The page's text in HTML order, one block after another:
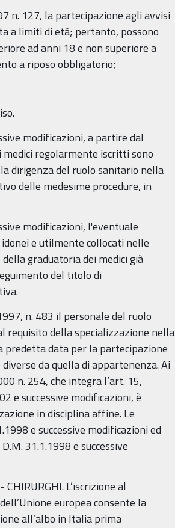
n. 127, la partecipazione agli avvisi
a limiti di età; pertanto, possono
ad anni 18 e non superiore a
a riposo obbligatorio;
modificazioni, a partire dal
medici regolarmente iscritti sono
dirigenza del ruolo sanitario nella
delle medesime procedure, in
modificazioni, l'eventuale
e utilmente collocati nelle
graduatoria dei medici già
del titolo di
n. 483 il personale del ruolo
requisito della specializzazione nella
data per la partecipazione
da quella di appartenenza. Ai
n. 254, che integra l’art. 15,
e successive modificazioni, è
in disciplina affine. Le
e successive modificazioni ed
31.1.1998 e successive
CHIRURGHI. L’iscrizione al
europea consente la
all’albo in Italia prima